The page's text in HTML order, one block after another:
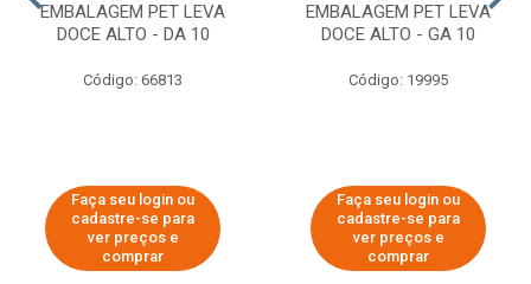
EMBALAGEM PET LEVA
DOCE ALTO - DA 10
Código: 66813
Faça seu login ou
cadastre-se para
ver preços e
comprar
EMBALAGEM PET LEVA
DOCE ALTO - GA 10
Código: 19995
Faça seu login ou
cadastre-se para
ver preços e
comprar